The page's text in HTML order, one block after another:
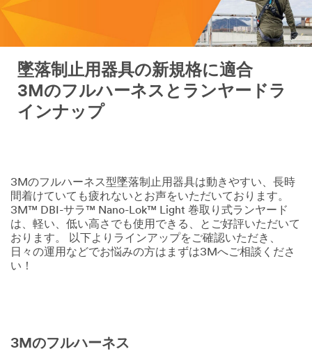
墜落制止用器具の新規格に適合
3Mのフルハーネスとランヤードラ
インナップ
3Mのフルハーネス型墜落制止用器具は動きやすい、長時
間着けていても疲れないとお声をいただいております。
3M™ DBI-サラ™ Nano-Lok™ Light 巻取り式ランヤード
は、軽い、低い高さでも使用できる、とご好評いただいて
おります。 以下よりラインアップをご確認いただき、
日々の運用などでお悩みの方はまずは3Mへご相談くださ
い！
3Mのフルハーネス